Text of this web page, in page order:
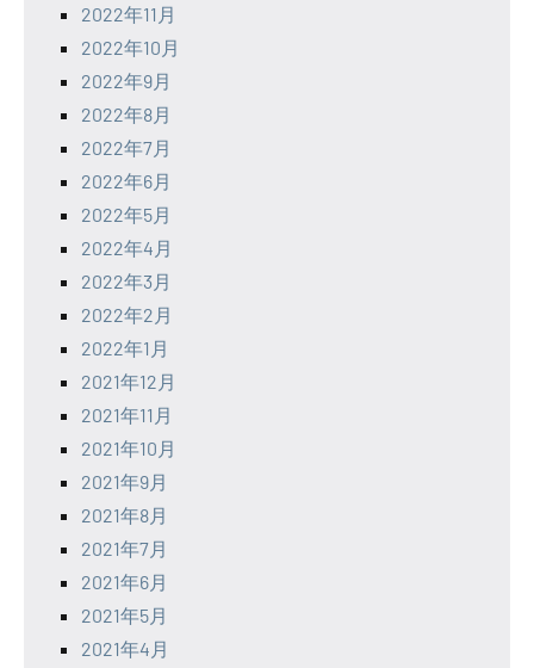
2022年11月
2022年10月
2022年9月
2022年8月
2022年7月
2022年6月
2022年5月
2022年4月
2022年3月
2022年2月
2022年1月
2021年12月
2021年11月
2021年10月
2021年9月
2021年8月
2021年7月
2021年6月
2021年5月
2021年4月